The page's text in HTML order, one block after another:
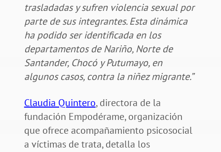
trasladadas y sufren violencia sexual por
parte de sus integrantes. Esta dinámica
ha podido ser identificada en los
departamentos de Nariño, Norte de
Santander, Chocó y Putumayo, en
algunos casos, contra la niñez migrante.”
Claudia Quintero, directora de la
fundación Empodérame, organización
que ofrece acompañamiento psicosocial
a víctimas de trata, detalla los